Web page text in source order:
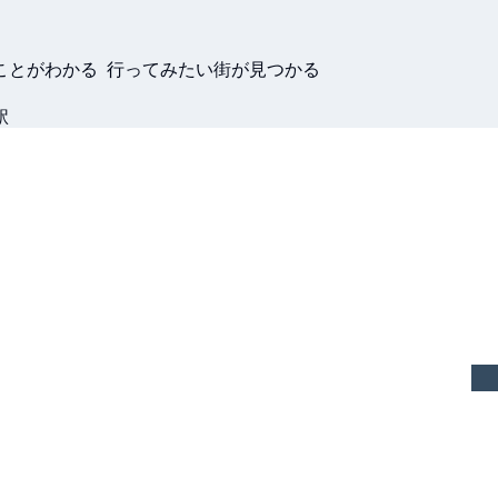
とがわかる 行ってみたい街が見つかる